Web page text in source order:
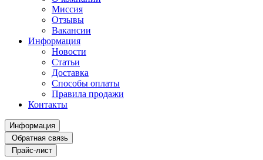
Миссия
Отзывы
Вакансии
Информация
Новости
Статьи
Доставка
Способы оплаты
Правила продажи
Контакты
Информация
Обратная связь
Прайс-лист